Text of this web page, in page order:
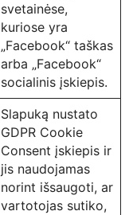
svetainėse,
kuriose yra
„Facebook“ taškas
arba „Facebook“
socialinis įskiepis.
Slapuką nustato
GDPR Cookie
Consent įskiepis ir
jis naudojamas
norint išsaugoti, ar
vartotojas sutiko,